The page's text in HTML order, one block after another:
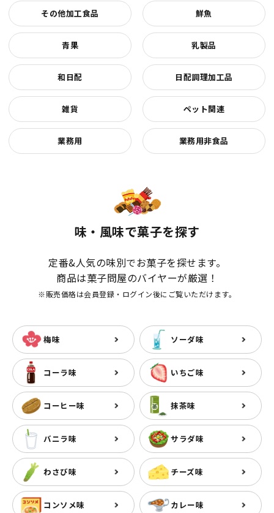
その他加工食品 鮮魚
青果 乳製品
和日配 日配調理加工品
雑貨 ペット関連
業務用 業務用非食品
味・風味で菓子を探す
定番&人気の味別でお菓子を探せます。
商品は菓子問屋のバイヤーが厳選！
※販売価格は会員登録・ログイン後にご覧いただけます。
梅味 ソーダ味
コーラ味 いちご味
コーヒー味 抹茶味
バニラ味 サラダ味
わさび味 チーズ味
コンソメ味 カレー味